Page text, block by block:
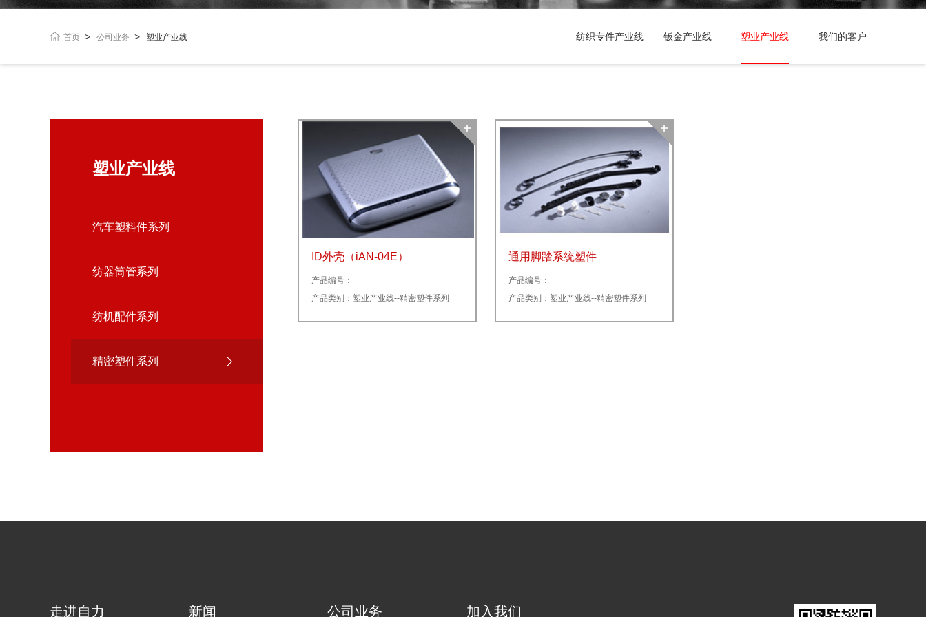
首页 > 公司业务 > 塑业产业线 我们的客户
塑业产业线
钣金产业线
纺织专件产业线
塑业产业线
汽车塑料件系列
纺器筒管系列
纺机配件系列
精密塑件系列
ID外壳（iAN-04E）
产品编号：
产品类别：塑业产业线--精密塑件系列
通用脚踏系统塑件
产品编号：
产品类别：塑业产业线--精密塑件系列
走进自力 新闻 公司业务 加入我们